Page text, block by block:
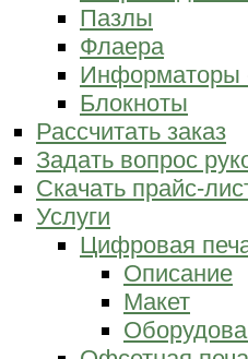
Пазлы
Флаера
Информаторы
Блокноты
Рассчитать заказ
Задать вопрос
Скачать прайс-
Услуги
Цифровая
Описание
Макет